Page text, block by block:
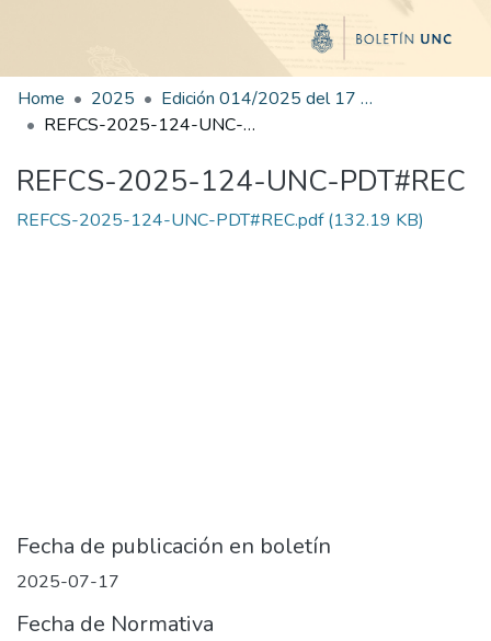
Home 2025
Edición 014/2025 del 17 de julio de 2025
REFCS-2025-124-UNC-PDT#REC
REFCS-2025-124-UNC-PDT#REC
REFCS-2025-124-UNC-PDT#REC.pdf(132.19 KB)
Fecha de publicación en boletín
2025-07-17
Fecha de Normativa